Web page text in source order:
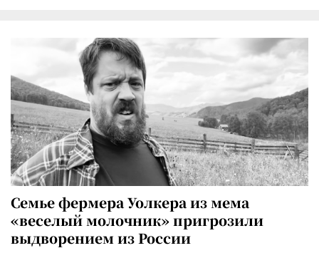
Семье фермера Уолкера из мема
«веселый молочник» пригрозили
выдворением из России